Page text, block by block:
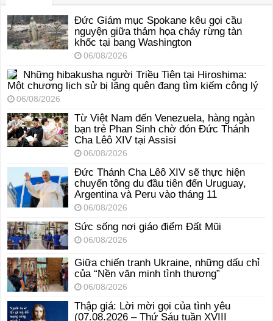
Đức Giám mục Spokane kêu gọi cầu
nguyện giữa thảm họa cháy rừng tàn
khốc tại bang Washington
06/08/2026
Những hibakusha người Triều Tiên tại Hiroshima:
Một chương lịch sử bị lãng quên đang tìm kiếm công lý
06/08/2026
Từ Việt Nam đến Venezuela, hàng ngàn
bạn trẻ Phan Sinh chờ đón Đức Thánh
Cha Lêô XIV tại Assisi
06/08/2026
Đức Thánh Cha Lêô XIV sẽ thực hiện
chuyến tông du đầu tiên đến Uruguay,
Argentina và Peru vào tháng 11
06/08/2026
Sức sống nơi giáo điểm Đất Mũi
06/08/2026
Giữa chiến tranh Ukraine, những dấu chỉ
của “Nền văn minh tình thương”
06/08/2026
Thập giá: Lời mời gọi của tình yêu
(07.08.2026 – Thứ Sáu tuần XVIII